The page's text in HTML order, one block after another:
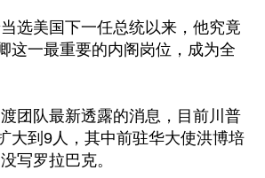
选美国下一任总统以来，他究竟
这一最重要的内阁岗位，成为全
团队最新透露的消息，目前川普
大到9人，其中前驻华大使洪博培
写罗拉巴克。